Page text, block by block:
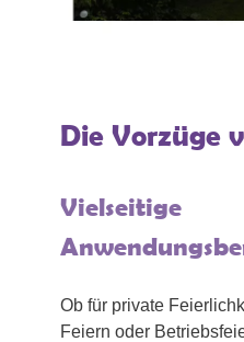
Die Vorzüge
Vielseitige
Ob für private
Feiern oder